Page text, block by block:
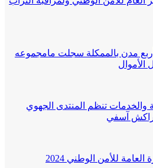
أربع مدن بالممكلة سجلت مامجموعه
والخدمات تنظم المنتدى الجهوي
آسفي
للأمن الوطني 2024